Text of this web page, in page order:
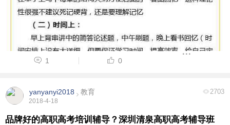
1 0
yanyanyi2018 教育
2018-4-18
2703
品牌好的高职高考培训辅导？深圳清泉高职高考辅导班